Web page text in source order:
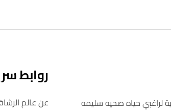
لراغبي حياه صحيه سليمه
روابط
عن عالم